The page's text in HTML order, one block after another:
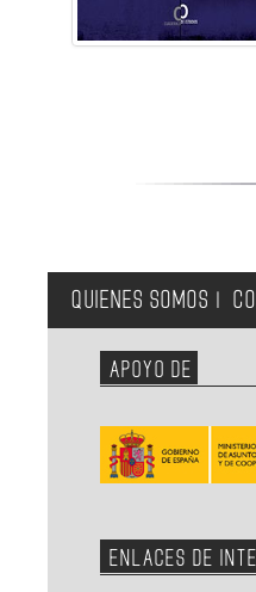
QUIENES SOMOS
APOYO DE
ENLACES DE